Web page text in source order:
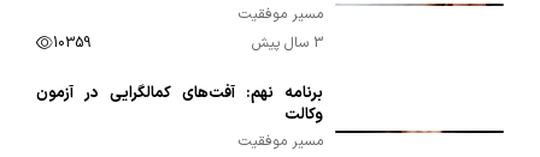
مسیر موفقیت
3 سال پیش
10359
برنامه نهم: آفت‌های کمالگرایی در آزمون
وکالت
مسیر موفقیت